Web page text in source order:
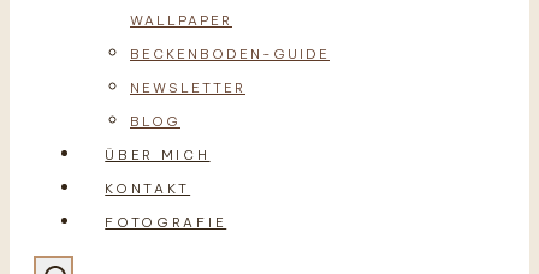
WALLPAPER
BECKENBODEN-GUIDE
NEWSLETTER
BLOG
ÜBER MICH
KONTAKT
FOTOGRAFIE